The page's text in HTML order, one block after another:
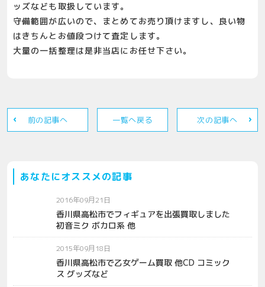
ッズなども取扱しています。
守備範囲が広いので、まとめてお売り頂けますし、良い物
はきちんとお値段つけて査定します。
大量の一括整理は是非当店にお任せ下さい。
前の記事へ 一覧へ戻る 次の記事へ
あなたにオススメの記事
2016年09月21日
香川県高松市でフィギュアを出張買取しました
初音ミク ボカロ系 他
2015年09月18日
香川県高松市で乙女ゲーム買取 他CD コミック
ス グッズなど